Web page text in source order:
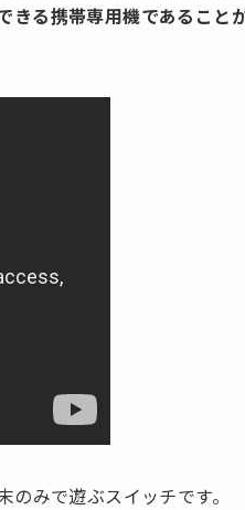
きる携帯専用機であること
みで遊ぶスイッチです。